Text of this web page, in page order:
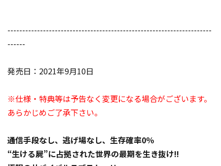
---------------------------------------------------------------------
------
発売日：2021年9月10日
※仕様・特典等は予告なく変更になる場合がございます。
あらかじめご了承下さい。
通信手段なし、逃げ場なし、生存確率0％
“生ける屍”に占拠された世界の最期を生き抜け!!